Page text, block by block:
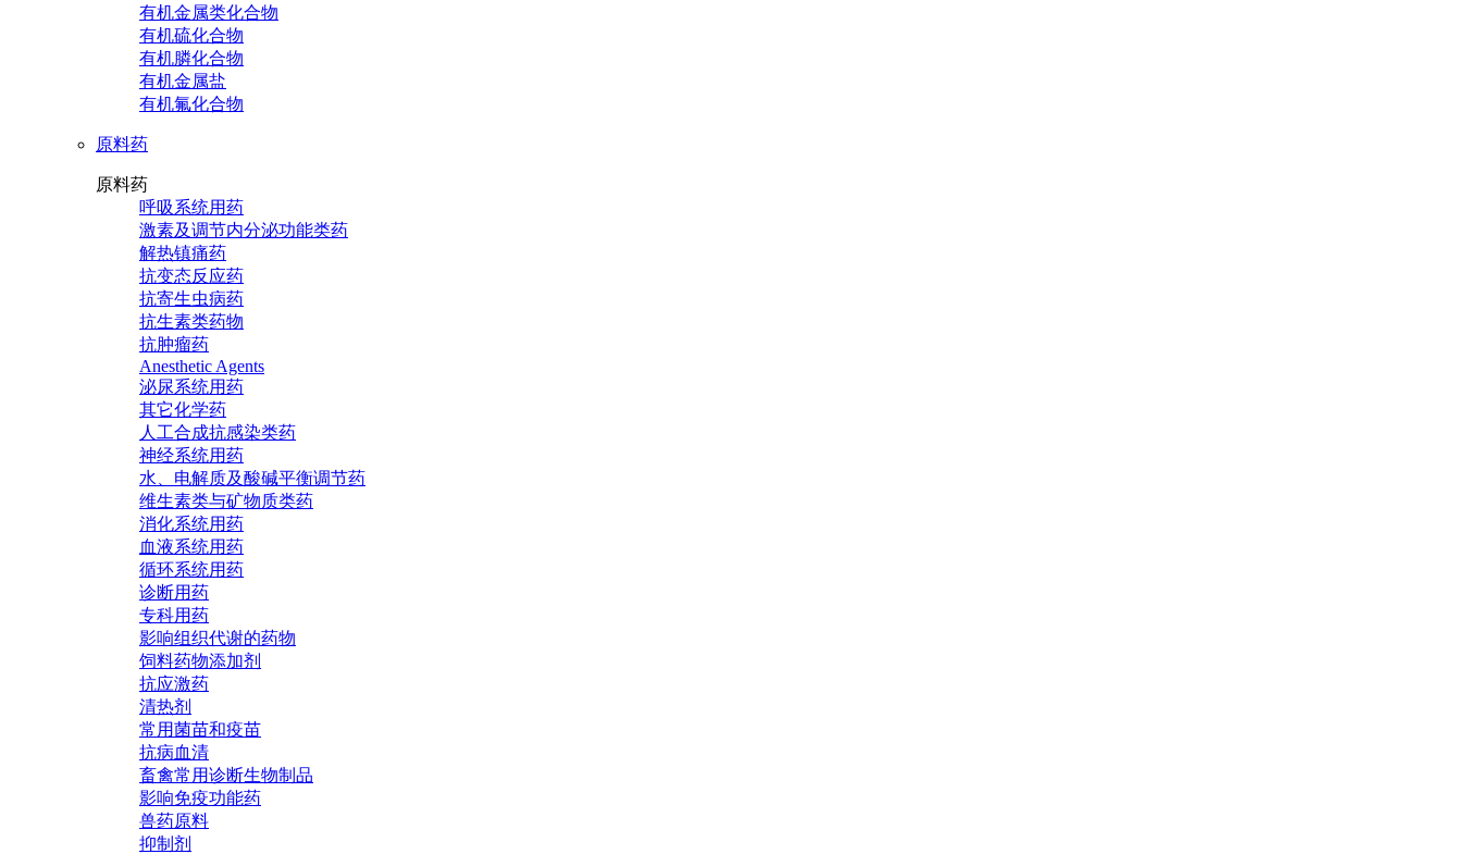
有机金属类化合物
有机硫化合物
有机膦化合物
有机金属盐
有机氟化合物
原料药
原料药
呼吸系统用药
激素及调节内分泌功能类药
解热镇痛药
抗变态反应药
抗寄生虫病药
抗生素类药物
抗肿瘤药
Anesthetic Agents
泌尿系统用药
其它化学药
人工合成抗感染类药
神经系统用药
水、电解质及酸碱平衡调节药
维生素类与矿物质类药
消化系统用药
血液系统用药
循环系统用药
诊断用药
专科用药
影响组织代谢的药物
饲料药物添加剂
抗应激药
清热剂
常用菌苗和疫苗
抗病血清
畜禽常用诊断生物制品
影响免疫功能药
兽药原料
抑制剂